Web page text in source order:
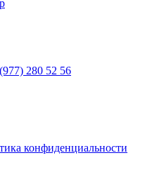
280 52 56
конфиденциальности